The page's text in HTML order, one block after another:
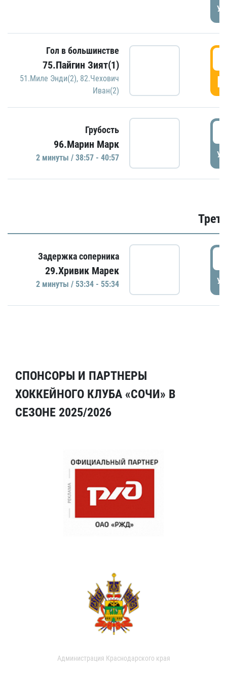
Гол в большинстве
75.Пайгин Зият(1)
51.Миле Энди(2), 82.Чехович
Иван(2)
Грубость
96.Марин Марк
2 минуты / 38:57 - 40:57
Задержка соперника
29.Хривик Марек
2 минуты / 53:34 - 55:34
СПОНСОРЫ И ПАРТНЕРЫ
ХОККЕЙНОГО КЛУБА «СОЧИ» В
СЕЗОНЕ 2025/2026
Администрация Краснодарского края